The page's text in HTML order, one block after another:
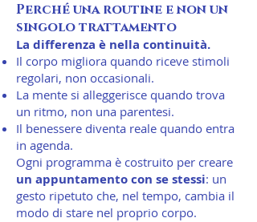
Perché una routine e non un
singolo trattamento
La differenza è nella continuità.
Il corpo migliora quando riceve stimoli
regolari, non occasionali.
La mente si alleggerisce quando trova
un ritmo, non una parentesi.
Il benessere diventa reale quando entra
in agenda.
Ogni programma è costruito per creare
un appuntamento con se stessi: un
gesto ripetuto che, nel tempo, cambia il
modo di stare nel proprio corpo.